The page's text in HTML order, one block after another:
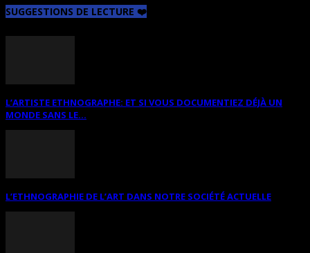
SUGGESTIONS DE LECTURE ❤️
L’ARTISTE ETHNOGRAPHE: ET SI VOUS DOCUMENTIEZ DÉJÀ UN
MONDE SANS LE...
L’ETHNOGRAPHIE DE L’ART DANS NOTRE SOCIÉTÉ ACTUELLE